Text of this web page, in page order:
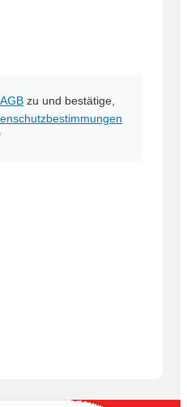
AGB zu und bestätige,